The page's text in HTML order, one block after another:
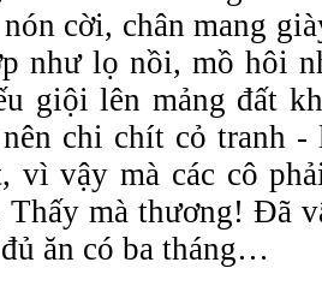
cời, chân mang
như lọ nồi, mồ hôi
giội lên mảng đất
chi chít cỏ tranh -
vì vậy mà các cô
Thấy mà thương! Đã
ăn có ba tháng…